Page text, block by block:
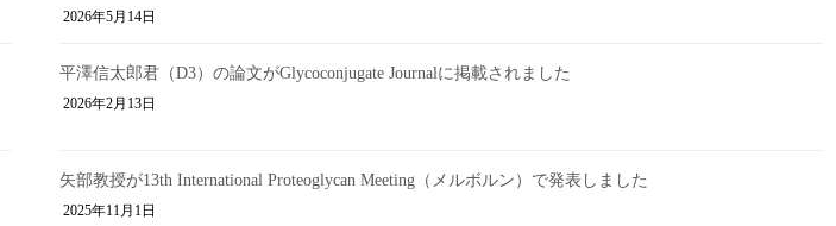
2026年5月14日
平澤信太郎君（D3）の論文がGlycoconjugate Journalに掲載されました
2026年2月13日
矢部教授が13th International Proteoglycan Meeting（メルボルン）で発表しました
2025年11月1日